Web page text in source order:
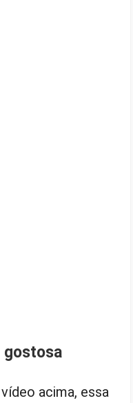
gostosa
acima, essa